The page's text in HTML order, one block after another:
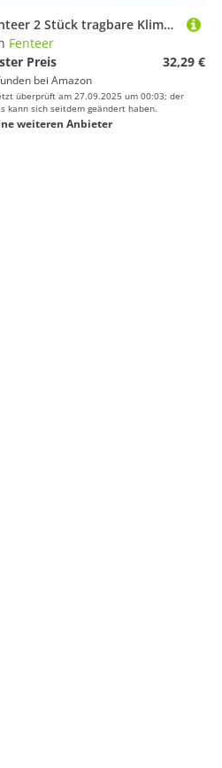
Fenteer 2 Stück tragbare Klimmzugstange, Krafttrainingsgerät, Fitnessring für Heim-Fitnessstudio-Übungen, Türrahmendicke 10 bis 16,5 cm
Fenteer
Preis
32,29 €
bei Amazon
überprüft am 27.09.2025 um 00:03; der
kann sich seitdem geändert haben.
weiteren Anbieter